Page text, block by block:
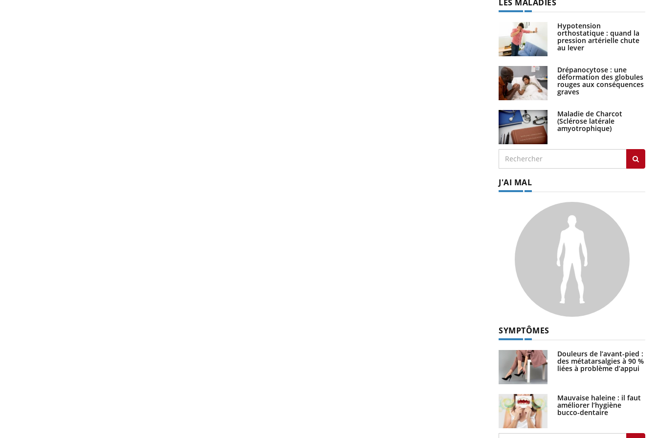
LES MALADIES
Hypotension
orthostatique : quand la
pression artérielle chute
au lever
Drépanocytose : une
déformation des globules
rouges aux conséquences
graves
Maladie de Charcot
(Sclérose latérale
amyotrophique)
J'AI MAL
SYMPTÔMES
Douleurs de l’avant-pied :
des métatarsalgies à 90 %
liées à problème d’appui
Mauvaise haleine : il faut
améliorer l’hygiène
bucco-dentaire